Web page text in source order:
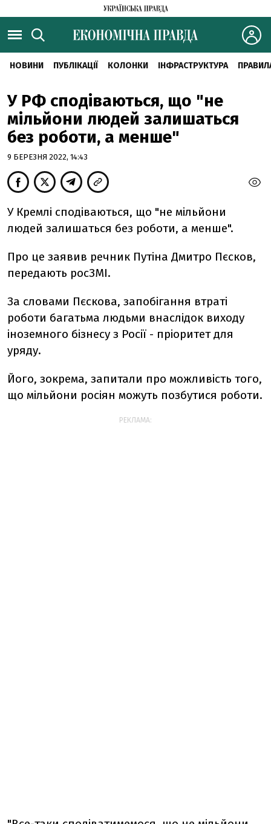
НОВИНИ ПУБЛІКАЦІЇ КОЛОНКИ ІНФРАСТРУКТУРА
У РФ сподіваються, що "не
мільйони людей залишаться
без роботи, а менше"
9 БЕРЕЗНЯ 2022, 14:43
У Кремлі сподіваються, що "не мільйони
людей залишаться без роботи, а менше".
Про це заявив речник Путіна Дмитро Пєсков,
передають росЗМІ.
За словами Пєскова, запобігання втраті
роботи багатьма людьми внаслідок виходу
іноземного бізнесу з Росії - пріоритет для
уряду.
Його, зокрема, запитали про можливість того,
що мільйони росіян можуть позбутися роботи.
РЕКЛАМА: